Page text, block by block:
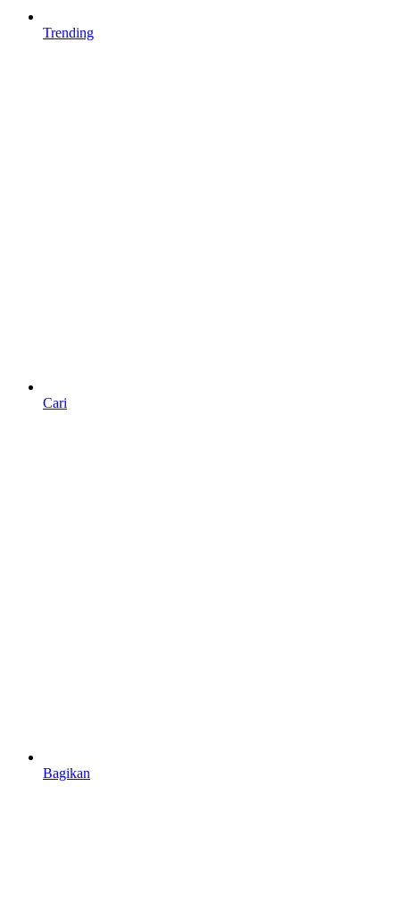
Trending
Cari
Bagikan